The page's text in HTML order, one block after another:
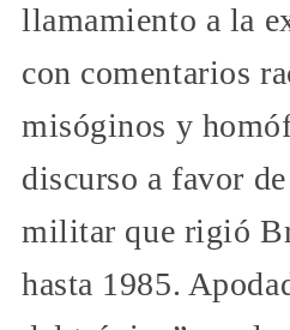
llamamiento a la
con comentarios
misóginos y
discurso a favor
militar que rigió
hasta 1985.